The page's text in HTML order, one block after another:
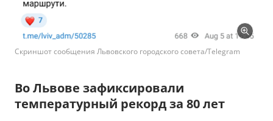
Скриншот сообщения Львовского городского совета/Telegram
Во Львове зафиксировали
температурный рекорд за 80 лет